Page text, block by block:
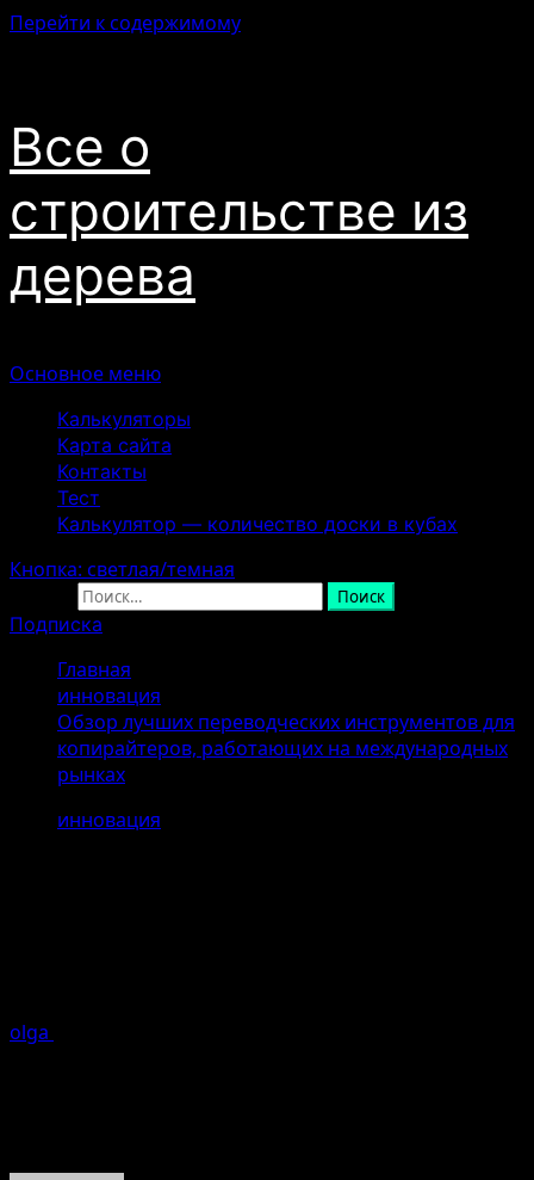
Перейти к содержимому
Все о
строительстве из
дерева
Основное меню
Калькуляторы
Карта сайта
Контакты
Тест
Калькулятор — количество доски в кубах
Кнопка: светлая/темная
Подписка
Главная
инновация
Обзор лучших переводческих инструментов для
копирайтеров, работающих на международных
рынках
инновация
olga